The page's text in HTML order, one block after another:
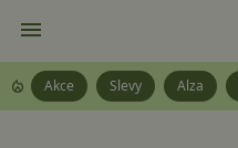
Akce Slevy Alza